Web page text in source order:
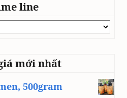
line
mới nhất
500gram